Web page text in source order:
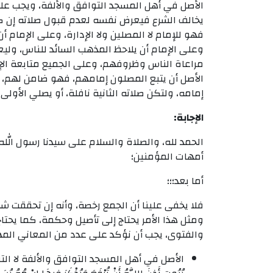
الأصل في أهل المسجد التوافق والألفة، ويجب
يخالف الشرع فيعرض نفسه لعدم قبول صلاته إن
فهو للإمام لا المصلين ولا الإدارة، وعلى
وعلى الإمام أن يلاحظ المذهب السائد للناس،
مراعاة الناس وظروفهم، وعلى الجميع متابعة
الأصل أن يتبع المصلون إمامهم، فهو ضامن
إمامه، ولتكن صلاته الثانية نافلة، أو يصلي
الإجابة:
الحمد لله، والصلاة والسلام على سيدنا رسول
أمهات المؤمنين؛
أما بعد؛؛؛
فلا يخفى علينا أن الجمع رخصة، وأنه إن تحققت
ومثل هذا الأمر يحتاج إلى تأصيل وحكمة، كما
والفتوى، يجب أن نؤكد على عدد من المعاني
الأصل في أهل المسجد التوافق والألفة لا